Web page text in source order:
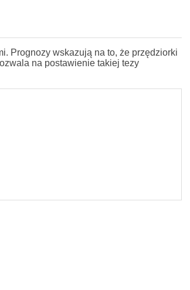
Prognozy wskazują na to, że przędziorki
na postawienie takiej tezy